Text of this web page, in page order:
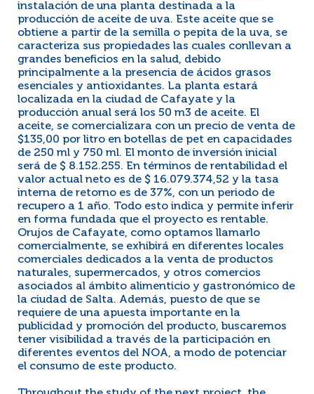
instalación de una planta destinada a la
producción de aceite de uva. Este aceite que se
obtiene a partir de la semilla o pepita de la uva, se
caracteriza sus propiedades las cuales conllevan a
grandes beneficios en la salud, debido
principalmente a la presencia de ácidos grasos
esenciales y antioxidantes. La planta estará
localizada en la ciudad de Cafayate y la
producción anual será los 50 m3 de aceite. El
aceite, se comercializara con un precio de venta de
$135,00 por litro en botellas de pet en capacidades
de 250 ml y 750 ml. El monto de inversión inicial
será de $ 8.152.255. En términos de rentabilidad el
valor actual neto es de $ 16.079.374,52 y la tasa
interna de retorno es de 37%, con un periodo de
recupero a 1 año. Todo esto indica y permite inferir
en forma fundada que el proyecto es rentable.
Orujos de Cafayate, como optamos llamarlo
comercialmente, se exhibirá en diferentes locales
comerciales dedicados a la venta de productos
naturales, supermercados, y otros comercios
asociados al ámbito alimenticio y gastronómico de
la ciudad de Salta. Además, puesto de que se
requiere de una apuesta importante en la
publicidad y promoción del producto, buscaremos
tener visibilidad a través de la participación en
diferentes eventos del NOA, a modo de potenciar
el consumo de este producto.